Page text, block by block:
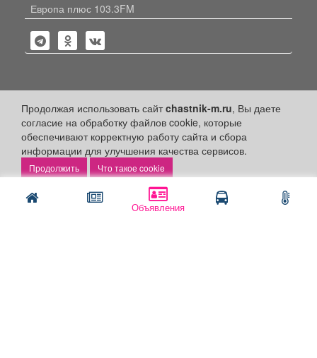
Объявления
Продолжая использовать сайтchastnik-m.ru, Вы даете
согласие на обработку файлов cookie, которые
обеспечивают корректную работу сайта и сбора
информации для улучшения качества сервисов.
Что такое cookie
Европа плюс 103.3FM
Политика конфиденциальности
Публикации с пометкой «Реклама», «На правах рекламы»,
«Партнёрский проект» оплачены рекламодателем.
Редакция сайта не несет ответственности за достоверность
информации, содержащейся в рекламных материалах и
объявлениях.
+16 © 2006-2026 ООО "Частник-М"